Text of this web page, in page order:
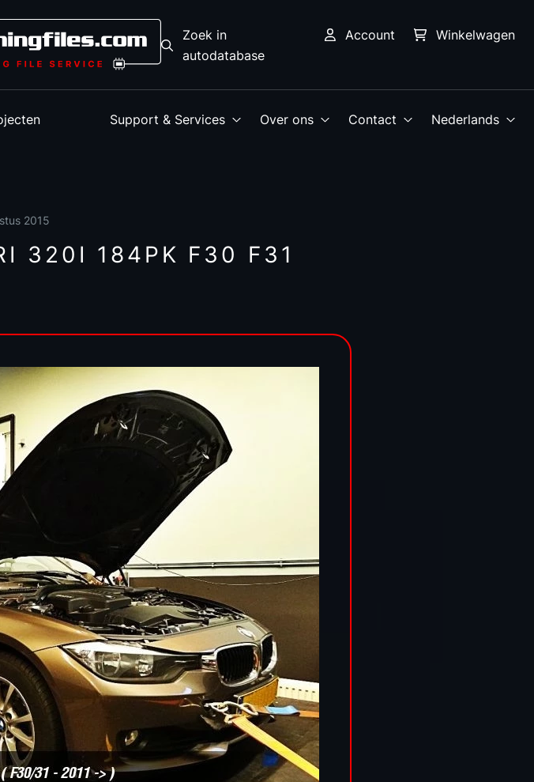
Zoek in
autodatabase
Account Winkelwagen
Support & Services Over ons Contact Nederlands
2015
320I 184PK F30 F31